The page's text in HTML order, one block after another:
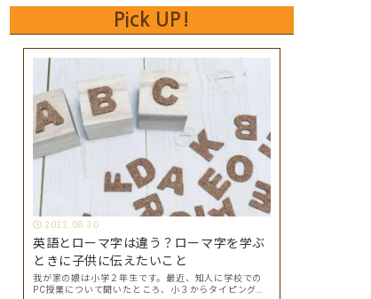
Pick UP!
2022.08.30
英語とローマ字は違う？ローマ字を学ぶ
ときに子供に伝えたいこと
我が家の娘は小学２年生です。最近、知人に学校での
PC授業について聞いたところ、小３からタイピングを